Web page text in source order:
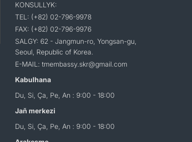
KONSULLYK:
TEL: (+82) 02-796-9978
FAX: (+82) 02-796-9976
SALGY: 62 - Jangmun-ro, Yongsan-gu,
Seoul, Republic of Korea.
E-MAIL: tmembassy.skr@gmail.com
Kabulhana
Du, Si, Ça, Pe, An : 9:00 - 18:00
Jaň merkezi
Du, Si, Ça, Pe, An : 9:00 - 18:00